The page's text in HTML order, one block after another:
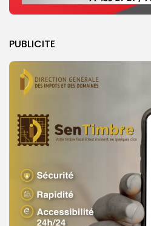
PUBLICITE